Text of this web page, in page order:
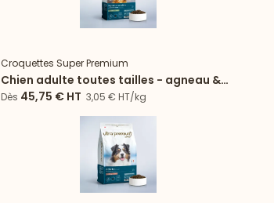
Croquettes Super Premium
Chien adulte toutes tailles - agneau &
riz - 15 kg
Dès 45,75 € HT 3,05 € HT/kg